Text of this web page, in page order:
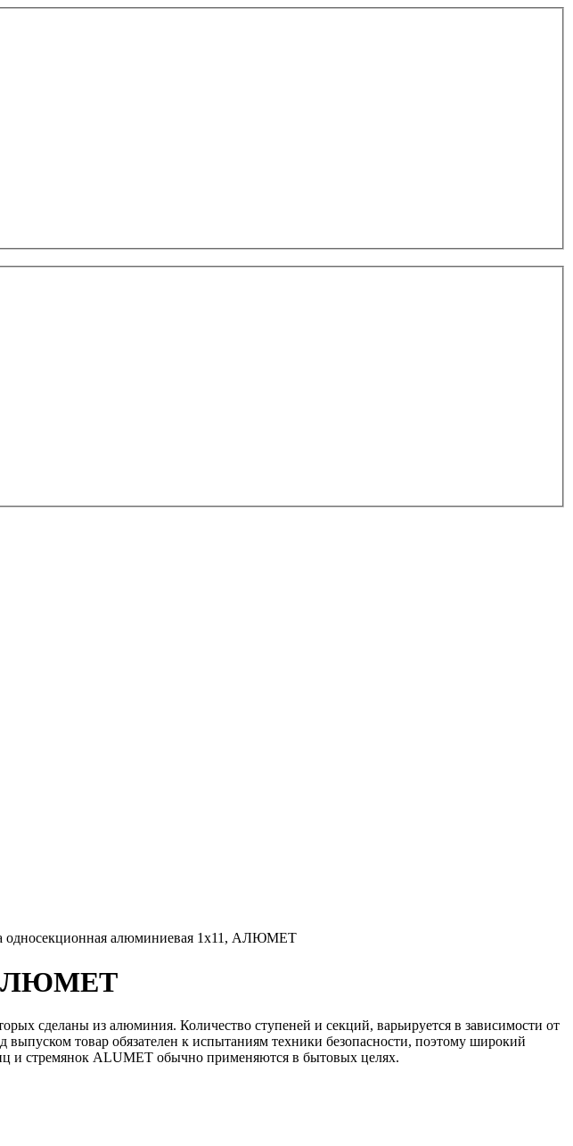
односекционная алюминиевая 1х11, АЛЮМЕТ
АЛЮМЕТ
сделаны из алюминия. Количество ступеней и секций, варьируется в зависимости от
товар обязателен к испытаниям техники безопасности, поэтому широкий
и стремянок ALUMET обычно применяются в бытовых целях.